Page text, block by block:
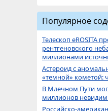
Популярное
Телескоп eROSITA
рентгеновского
миллионами
Астероид с
«темной» кометой:
В Млечном Пути
миллионов
Российско-